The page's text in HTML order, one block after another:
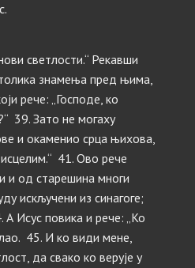
светлости.“ Рекавши
знамења пред њима,
рече: „Господе, ко
39. Зато не могаху
и окаменио срца њихова,
41. Ово рече
и од старешина многи
искључени из синагоге;
А Исус повика и рече: „Ко
45. И ко види мене,
да свако ко верује у